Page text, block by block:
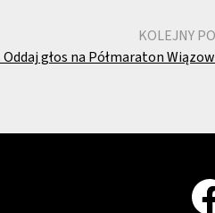
KOLEJNY
Oddaj głos na Półmaraton